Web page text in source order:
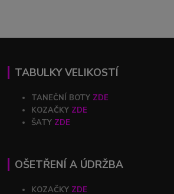
TABULKY VELIKOSTÍ
TANEČNÍ BOTY ZDE
KOZAČKY ZDE
ŠATY ZDE
OŠETŘENÍ A ÚDRŽBA
KOZAČKY ZDE